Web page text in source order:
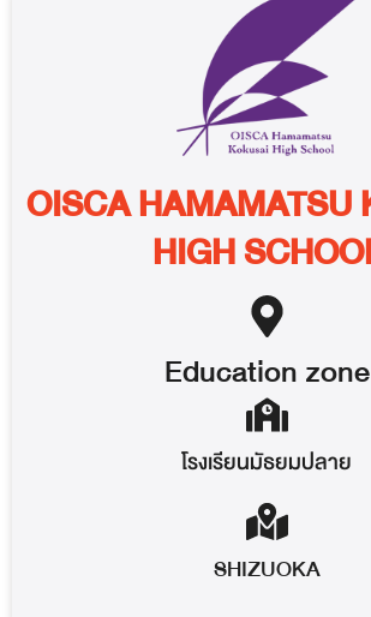
OISCA HAMAMATSU
HIGH
Educationzone
โรงเรียนมัธยมปลาย
SHIZUOKA